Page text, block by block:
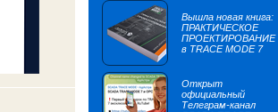
Вышла новая книга:
ПРАКТИЧЕСКОЕ
ПРОЕКТИРОВАНИЕ
в TRACE MODE 7
Открыт
официальный
Телеграм-канал